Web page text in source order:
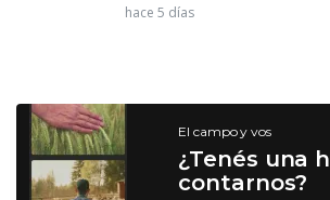
hace 5 días
El campo y vos
¿Tenés una
contarnos?